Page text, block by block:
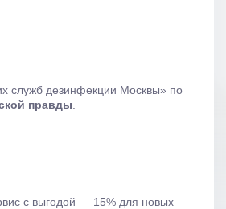
служб дезинфекции Москвы» по
правды
с выгодой — 15% для новых